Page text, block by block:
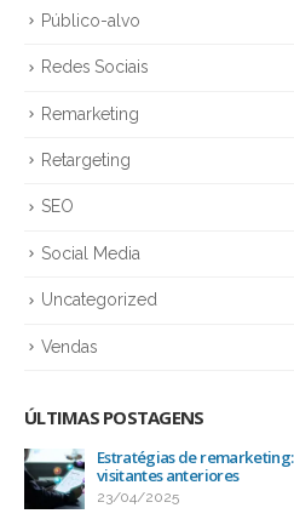
Público-alvo
Redes Sociais
Remarketing
Retargeting
SEO
Social Media
Uncategorized
Vendas
ÚLTIMAS POSTAGENS
Estratégias de
visitantes anteriores
23/04/2025